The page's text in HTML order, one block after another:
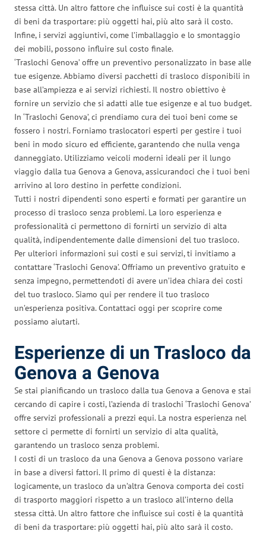
stessa città. Un altro fattore che influisce sui costi è la quantità
di beni da trasportare: più oggetti hai, più alto sarà il costo.
Infine, i servizi aggiuntivi, come l’imballaggio e lo smontaggio
dei mobili, possono influire sul costo finale.
‘Traslochi Genova’ offre un preventivo personalizzato in base alle
tue esigenze. Abbiamo diversi pacchetti di trasloco disponibili in
base all’ampiezza e ai servizi richiesti. Il nostro obiettivo è
fornire un servizio che si adatti alle tue esigenze e al tuo budget.
In ‘Traslochi Genova’, ci prendiamo cura dei tuoi beni come se
fossero i nostri. Forniamo traslocatori esperti per gestire i tuoi
beni in modo sicuro ed efficiente, garantendo che nulla venga
danneggiato. Utilizziamo veicoli moderni ideali per il lungo
viaggio dalla tua Genova a Genova, assicurandoci che i tuoi beni
arrivino al loro destino in perfette condizioni.
Tutti i nostri dipendenti sono esperti e formati per garantire un
processo di trasloco senza problemi. La loro esperienza e
professionalità ci permettono di fornirti un servizio di alta
qualità, indipendentemente dalle dimensioni del tuo trasloco.
Per ulteriori informazioni sui costi e sui servizi, ti invitiamo a
contattare ‘Traslochi Genova’. Offriamo un preventivo gratuito e
senza impegno, permettendoti di avere un’idea chiara dei costi
del tuo trasloco. Siamo qui per rendere il tuo trasloco
un’esperienza positiva. Contattaci oggi per scoprire come
possiamo aiutarti.
Esperienze di un Trasloco da
Genova a Genova
Se stai pianificando un trasloco dalla tua Genova a Genova e stai
cercando di capire i costi, l’azienda di traslochi ‘Traslochi Genova’
offre servizi professionali a prezzi equi. La nostra esperienza nel
settore ci permette di fornirti un servizio di alta qualità,
garantendo un trasloco senza problemi.
I costi di un trasloco da una Genova a Genova possono variare
in base a diversi fattori. Il primo di questi è la distanza:
logicamente, un trasloco da un’altra Genova comporta dei costi
di trasporto maggiori rispetto a un trasloco all’interno della
stessa città. Un altro fattore che influisce sui costi è la quantità
di beni da trasportare: più oggetti hai, più alto sarà il costo.